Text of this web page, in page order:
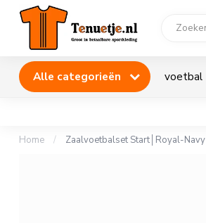
Alle categorieën voetbal
Home / Zaalvoetbalset Start│Royal-Navy